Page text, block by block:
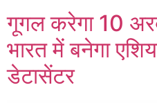
गूगल करेगा 10
भारत में बनेगा
डेटासेंटर